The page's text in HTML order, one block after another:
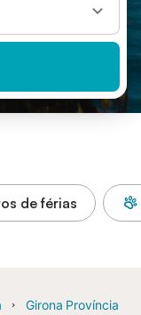
de férias
Girona Província